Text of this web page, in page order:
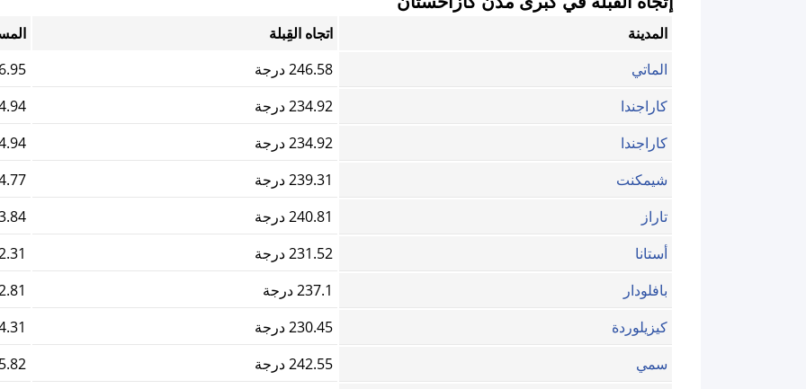
المدينة اتجاه القِبلة
الماتي
246.58 درجة
كاراجندا
234.92 درجة
كاراجندا
234.92 درجة
شيمكنت
239.31 درجة
تاراز
240.81 درجة
أستانا
231.52 درجة
بافلودار
237.1 درجة
كيزيلوردة
230.45 درجة
سمي
242.55 درجة